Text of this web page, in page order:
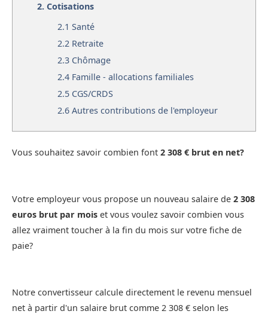
2. Cotisations
2.1 Santé
2.2 Retraite
2.3 Chômage
2.4 Famille - allocations familiales
2.5 CGS/CRDS
2.6 Autres contributions de l'employeur
Vous souhaitez savoir combien font 2 308 € brut en net?
Votre employeur vous propose un nouveau salaire de 2 308
euros brut par mois et vous voulez savoir combien vous
allez vraiment toucher à la fin du mois sur votre fiche de
paie?
Notre convertisseur calcule directement le revenu mensuel
net à partir d'un salaire brut comme 2 308 € selon les